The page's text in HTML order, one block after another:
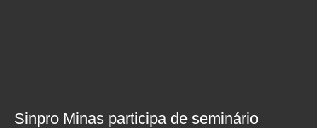
Sinpro Minas participa de seminário